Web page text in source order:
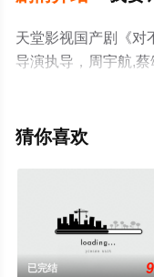
天堂影视国产剧《对
导演执导，周宇航,
演员精彩演绎的中
天堂电影网，更多相
猜你喜欢
已完结